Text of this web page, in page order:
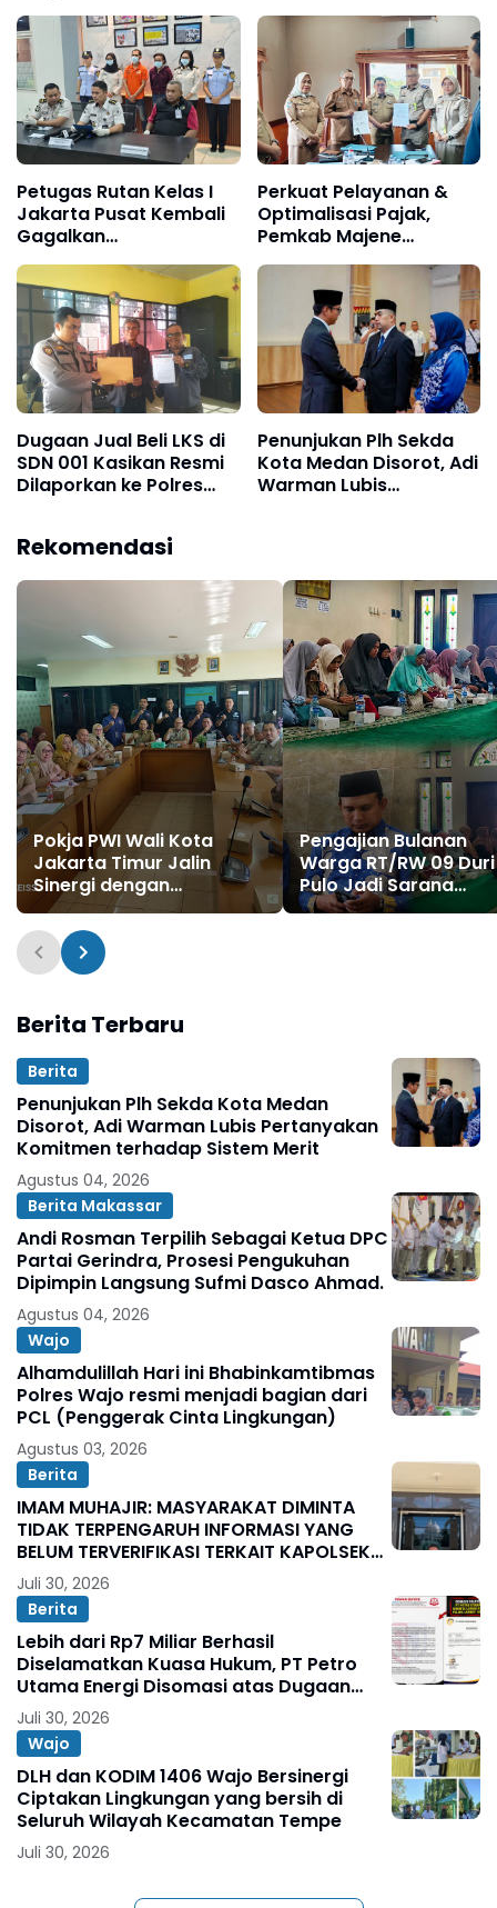
Nasional Lewat
Pengadaan Pupuk dan
Pestisida
INFORMASI YANG BELUM
TERVERIFIKASI TERKAIT
KAPOLSEK BOLO
Petugas Rutan Kelas I
Jakarta Pusat Kembali
Gagalkan
Penyelundupan Diduga
Sabu yang
Disembunyikan di
Pakaian Dalam
Pengunjung
Perkuat Pelayanan &
Optimalisasi Pajak,
Pemkab Majene
Tandatangani MoU dan
PKS dengan Kantor
Pertanahan
Dugaan Jual Beli LKS di
SDN 001 Kasikan Resmi
Dilaporkan ke Polres
Desak Usut Kasus Ini
Penunjukan Plh Sekda
Kota Medan Disorot, Adi
Warman Lubis
Rekomendasi
Pokja PWI Wali Kota
Jakarta Timur Jalin
Sinergi dengan
Kecamatan Cakung
untuk Perkuat Publikasi
Informasi Publik
Pengajian Bulanan
Warga RT/RW 09 Duri
Pulo Jadi Sarana
Memperkuat
Berita Terbaru
Berita
Penunjukan Plh Sekda Kota Medan
Disorot, Adi Warman Lubis Pertanyakan
Komitmen terhadap Sistem Merit
Agustus 04, 2026
Berita Makassar
Andi Rosman Terpilih Sebagai Ketua DPC
Partai Gerindra, Prosesi Pengukuhan
Dipimpin Langsung Sufmi Dasco Ahmad.
Agustus 04, 2026
Wajo
Alhamdulillah Hari ini Bhabinkamtibmas
Polres Wajo resmi menjadi bagian dari
PCL (Penggerak Cinta Lingkungan)
Agustus 03, 2026
Berita
IMAM MUHAJIR: MASYARAKAT DIMINTA
TIDAK TERPENGARUH INFORMASI YANG
BELUM TERVERIFIKASI TERKAIT KAPOLSEK
BOLO
Juli 30, 2026
Berita
Lebih dari Rp7 Miliar Berhasil
Diselamatkan Kuasa Hukum, PT Petro
Utama Energi Disomasi atas Dugaan
Wanprestasi Pembayaran Success Fee
Juli 30, 2026
Wajo
DLH dan KODIM 1406 Wajo Bersinergi
Ciptakan Lingkungan yang bersih di
Seluruh Wilayah Kecamatan Tempe
Juli 30, 2026